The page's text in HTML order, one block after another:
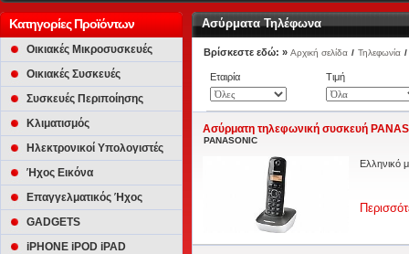
Κατηγορίες Προϊόντων
Οικιακές Μικροσυσκευές
Οικιακές Συσκευές
Συσκευές Περιποίησης
Κλιματισμός
Ηλεκτρονικοί Υπολογιστές
Ήχος Εικόνα
Επαγγελματικός Ήχος
GADGETS
iPHONE iPOD iPAD
Ασύρματα Τηλέφωνα
Βρίσκεστε εδώ: » Αρχική σελίδα / Τηλεφωνία /
Εταιρία Τιμή
Ασύρματη τηλεφωνική συσκευή
PANASONIC
Ελληνικό